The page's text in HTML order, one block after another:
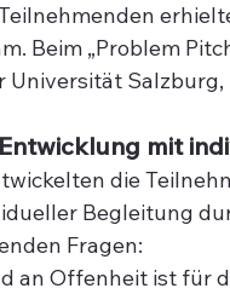
Beim „Problem
Universität
mit
die
Begleitung
Fragen:
an Offenheit ist für